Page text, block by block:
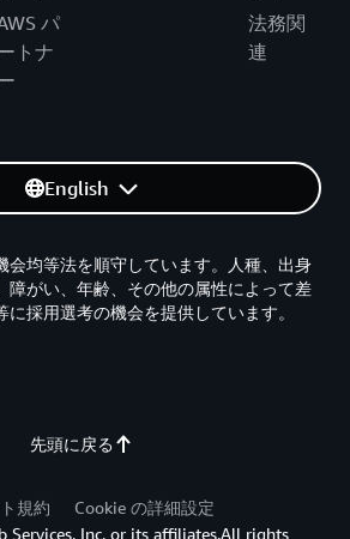
パ
トナ
法務関
連
English
先頭に戻る
会均等法を順守しています。人種、出身
障がい、年齢、その他の属性によって差
採用選考の機会を提供しています。
規約
Cookie の詳細設定
Services, Inc. or its affiliates.All rights